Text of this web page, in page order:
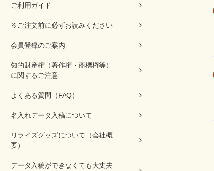
ご利用ガイド
※ご注文前に必ずお読みください
会員登録のご案内
知的財産権（著作権・商標権等）
に関するご注意
よくある質問（FAQ）
名入れデータ入稿について
リライズグッズについて（会社概
要）
データ入稿ができなくても大丈夫